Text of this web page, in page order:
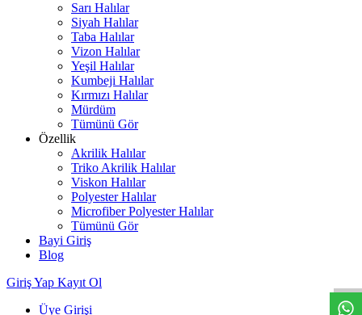
Sarı Halılar
Siyah Halılar
Taba Halılar
Vizon Halılar
Yeşil Halılar
Kumbeji Halılar
Kırmızı Halılar
Mürdüm
Tümünü Gör
Özellik
Akrilik Halılar
Triko Akrilik Halılar
Viskon Halılar
Polyester Halılar
Microfiber Polyester Halılar
Tümünü Gör
Bayi Giriş
Blog
Giriş Yap Kayıt Ol
Üye Girişi